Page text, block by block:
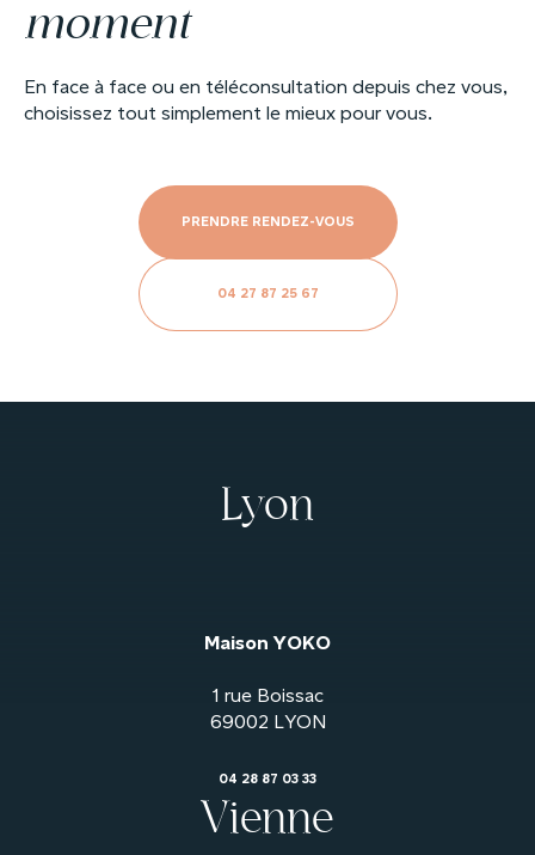
moment
En face à face ou en téléconsultation depuis chez vous,
choisissez tout simplement le mieux pour vous.
PRENDRE RENDEZ-VOUS
04 27 87 25 67
Lyon
Maison YOKO
1 rue Boissac
04 28 87 03 33
Vienne